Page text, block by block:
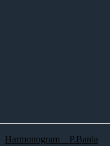
Harmonogram__P.Bania